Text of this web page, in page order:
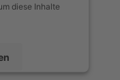
diese Inhalte